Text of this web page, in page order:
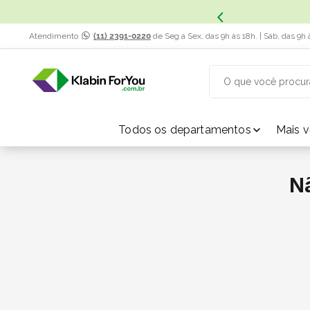
Atendimento (11) 2391-0220 de Seg a Sex, das 9h às 18h. | Sáb, das 9h
Todos os departamentos Mais
TERMOS MAIS BUSCADOS